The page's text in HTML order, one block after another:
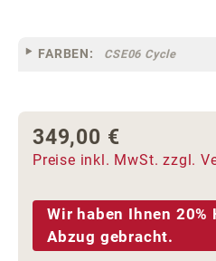
FARBEN: CSE06 Cycle
Regulärer Preis:
349,00 €
Preise inkl. MwSt. zzgl.
Wir haben Ihnen
Abzug gebracht.